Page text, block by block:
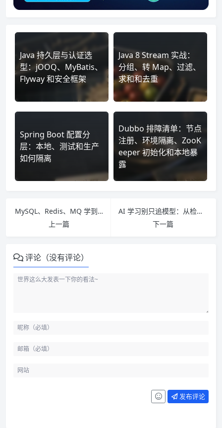
Java 持久层与认证选
型：jOOQ、MyBatis、
Flyway 和安全框架
Java 8 Stream 实战：
分组、转 Map、过滤、
求和和去重
Spring Boot 配置分
层：本地、测试和生产
如何隔离
Dubbo 排障清单：节点
注册、环境隔离、ZooK
eeper 初始化和本地暴
露
MySQL、Redis、MQ 学到一团乱时：按问题重排中间件知识
上一篇
AI 学习别只追模型：从检索到评估搭起 MLOps 能力地图
下一篇
评论（没有评论）
发布评论